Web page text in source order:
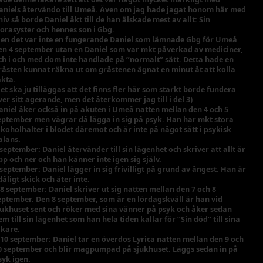
återvändo till Umeå. Även om jag hade jagat honom här med
så borde Daniel åkt till de han älskade mest av allt: Sin
och hennes son i Gbg.
det var inte en fungerande Daniel som lämnade Gbg för Umeå
4 september utan en Daniel som var mkt påverkad av mediciner,
i och med dom inte handlade på ”normalt” sätt. Detta hade en
kunnat räkna ut om gråstenen ägnat en minut åt att kolla
ska ju tilläggas att det finns fler här som starkt borde fundera
sitt agerande, men det återkommer jag till i del 3)
åker också in på akuten i Umeå natten mellan den 4 och 5
men vägrar då lägga in sig på psyk. Han har mkt stora
i blodet däremot och är inte på något sätt i psykisk
Daniel återvänder till sin lägenhet och skriver att allt är
och ner och han känner inte igen sig själv.
Daniel lägger in sig frivilligt på grund av ångest. Han är
skick och äter inte.
september: Daniel skriver ut sig natten mellan den 7 och 8
Den 8 september, som är en lördagskväll är han vid
sent och röker med sina vänner på psyk och åker sedan
till sin lägenhet som han hela tiden kallar för ”Sin död” till sina
september: Daniel tar en överdos Lyrica natten mellan den 9 och
september och blir magpumpad på sjukhuset. Läggs sedan in på
igen.